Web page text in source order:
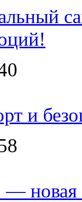
и
новая